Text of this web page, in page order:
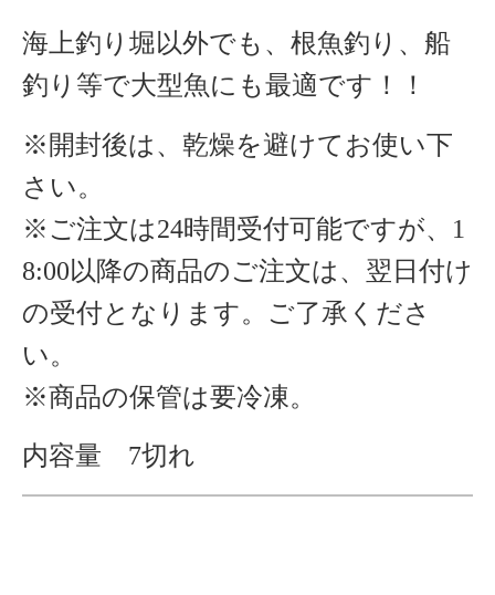
海上釣り堀以外でも、根魚釣り、船
釣り等で大型魚にも最適です！！
※開封後は、乾燥を避けてお使い下
さい。
※ご注文は24時間受付可能ですが、1
8:00以降の商品のご注文は、翌日付け
の受付となります。ご了承くださ
い。
※商品の保管は要冷凍。
内容量 7切れ